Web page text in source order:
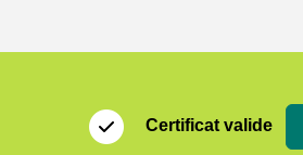
Certificat valide